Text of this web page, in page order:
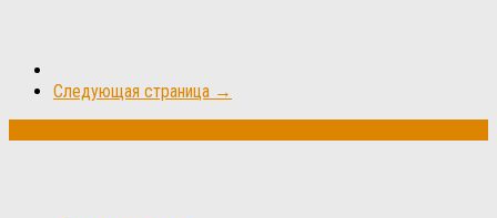
Следующая страница →